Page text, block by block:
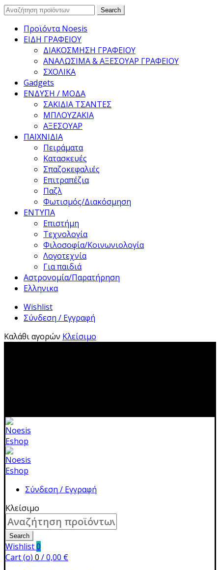
Search
Search
Προϊόντα Noesis
ΕΙΔΗ ΓΡΑΦΕΙΟΥ
ΔΙΑΚΟΣΜΗΣΗ ΓΡΑΦΕΙΟΥ
ΑΝΑΛΩΣΙΜΑ & ΑΞΕΣΟΥΑΡ ΓΡΑΦΕΙΟΥ
ΣΧΟΛΙΚΑ
Gadgets
ΕΝΔΥΣΗ / ΜΟΔΑ
ΣΑΚΙΔΙΑ ΤΣΑΝΤΕΣ
ΜΠΛΟΥΖΑΚΙΑ
ΑΞΕΣΟΥΑΡ
ΠΑΙΧΝΙΔΙΑ
Πειράματα
Κατασκευές
Σπαζοκεφαλιές
Επιτραπέζια
Παζλ
Φωτισμός/Διακόσμηση
ΕΝΤΥΠΑ
Επιστήμη
Τεχνολογία
Φιλοσοφία/Κοινωνιολογία
Λογοτεχνία
Για παιδιά
Αστρονομία/Παρατήρηση
Ελληνικα
Wishlist
Σύνδεση / Εγγραφή
Καλάθι αγορών Κλείσιμο
Σύνδεση / Εγγραφή
Κλείσιμο
Search
for:
Search
Wishlist0
Cart (o) 0 /0,00 €